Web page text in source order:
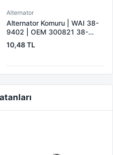
Alternator
Alternator Komuru | WAI 38-
9402 | OEM 300821 38-
9402
10,48 TL